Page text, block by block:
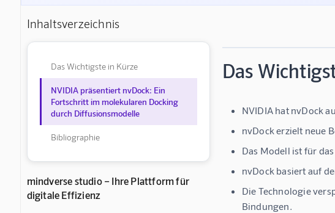
Inhaltsverzeichnis
Das Wichtigste in Kürze
NVIDIA präsentiert nvDock: Ein
Fortschritt im molekularen Docking
durch Diffusionsmodelle
Bibliographie
mindverse studio – Ihre Plattform für
digitale Effizienz
Das
NVIDIA hat nvDock
nvDock erzielt neue
Das Modell ist für
nvDock basiert auf
Die Technologie
Bindungen.